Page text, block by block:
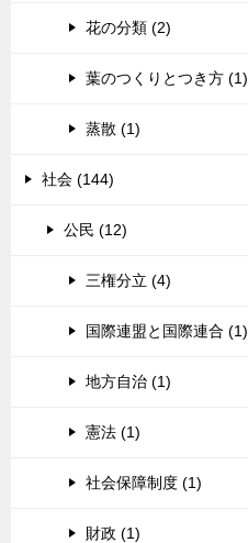
花の分類 (2)
葉のつくりとつき方 (1)
蒸散 (1)
社会 (144)
公民 (12)
三権分立 (4)
国際連盟と国際連合 (1)
地方自治 (1)
憲法 (1)
社会保障制度 (1)
財政 (1)